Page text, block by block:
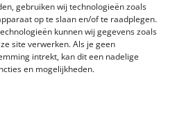
gebruiken wij technologieën zoals
op te slaan en/of te raadplegen.
kunnen wij gegevens zoals
site verwerken. Als je geen
intrekt, kan dit een nadelige
en mogelijkheden.
4.000+
Facebook
fans
2.000+
Instagram
volgers
20+
Jaar
ervaring